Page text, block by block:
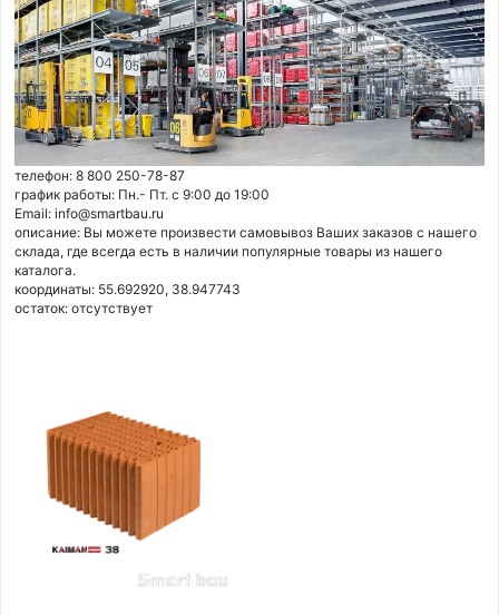
телефон: 8 800 250-78-87
график работы: Пн.- Пт. с 9:00 до 19:00
Email: info@smartbau.ru
описание: Вы можете произвести самовывоз Ваших заказов с нашего
склада, где всегда есть в наличии популярные товары из нашего
каталога.
координаты: 55.692920, 38.947743
остаток: отсутствует